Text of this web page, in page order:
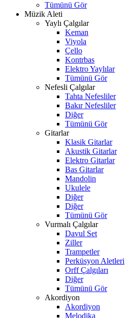
Tümünü Gör
Müzik Aleti
Yaylı Çalgılar
Keman
Viyola
Çello
Kontrbas
Elektro Yaylılar
Tümünü Gör
Nefesli Çalgılar
Tahta Nefesliler
Bakır Nefesliler
Diğer
Tümünü Gör
Gitarlar
Klasik Gitarlar
Akustik Gitarlar
Elektro Gitarlar
Bas Gitarlar
Mandolin
Ukulele
Diğer
Diğer
Tümünü Gör
Vurmalı Çalgılar
Davul Set
Ziller
Trampetler
Perküsyon Aletleri
Orff Çalgıları
Diğer
Tümünü Gör
Akordiyon
Akordiyon
Melodika